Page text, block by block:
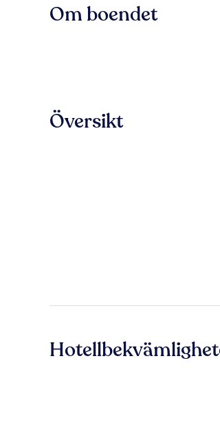
Om boendet
Översikt